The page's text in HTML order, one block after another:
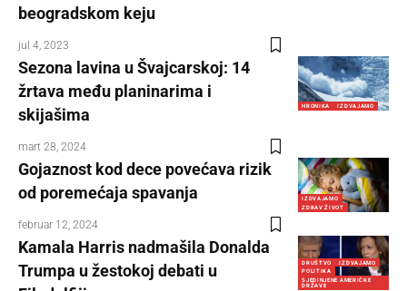
beogradskom keju
jul 4, 2023
HRONIKA IZDVAJAMO
Sezona lavina u Švajcarskoj: 14
žrtava među planinarima i
skijašima
mart 28, 2024
IZDVAJAMO
ZDRAV ŽIVOT
Gojaznost kod dece povećava rizik
od poremećaja spavanja
februar 12, 2024
DRUŠTVO
IZDVAJAMO
POLITIKA
SJEDINJENE AMERIČKE
DRŽAVE
Kamala Harris nadmašila Donalda
Trumpa u žestokoj debati u